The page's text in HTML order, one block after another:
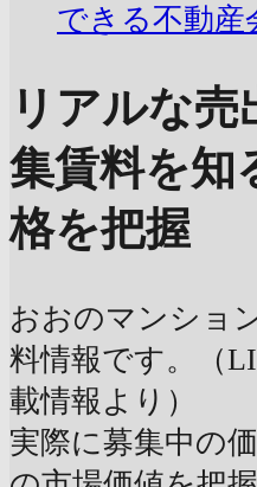
できる不動産
リアルな売
集賃料を知
格を把握
おおのマンショ
料情報です。（
載情報より）
実際に募集中の